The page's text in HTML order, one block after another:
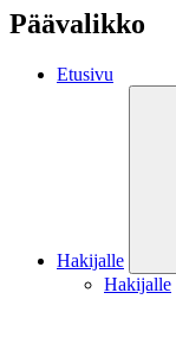
Päävalikko
Etusivu
Hakijalle
Hakijalle